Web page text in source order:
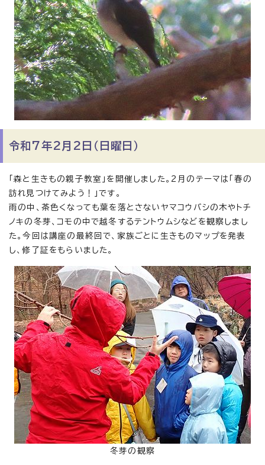
令和7年2月2日（日曜日）
「森と生きもの親子教室」を開催しました。2月のテーマは「春の
訪れ見つけてみよう！」です。
雨の中、茶色くなっても葉を落とさないヤマコウバシの木やトチ
ノキの冬芽、コモの中で越冬するテントウムシなどを観察しまし
た。今回は講座の最終回で、家族ごとに生きものマップを発表
し、修了証をもらいました。
冬芽の観察